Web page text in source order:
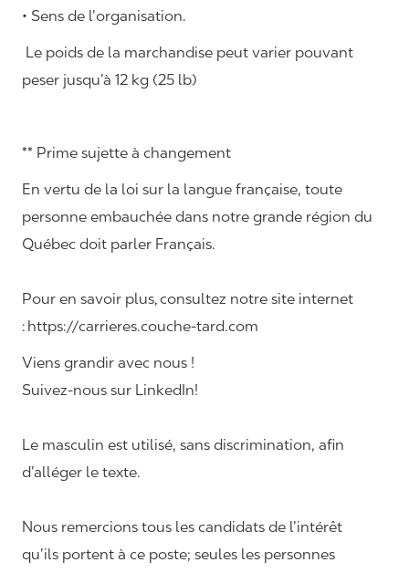
• Sens de l’organisation.
Le poids de la marchandise peut varier pouvant
peser jusqu’à 12 kg (25 lb)
** Prime sujette à changement
En vertu de la loi sur la langue française, toute
personne embauchée dans notre grande région du
Québec doit parler Français.
Pour en savoir plus, consultez notre site internet
: https://carrieres.couche-tard.com
Viens grandir avec nous !
Suivez-nous sur LinkedIn!
Le masculin est utilisé, sans discrimination, afin
d’alléger le texte.
Nous remercions tous les candidats de l’intérêt
qu’ils portent à ce poste; seules les personnes